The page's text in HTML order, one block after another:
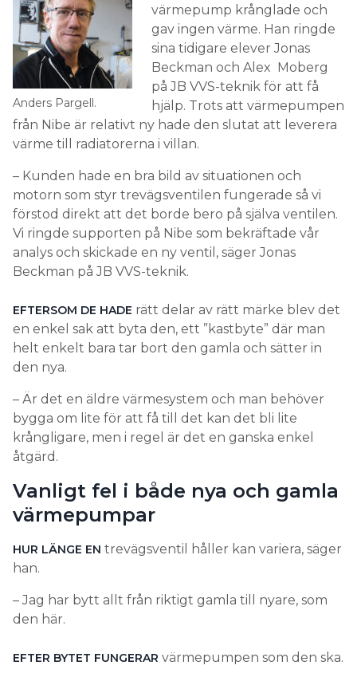
Anders Pargell.
värmepump krånglade och
gav ingen värme. Han ringde
sina tidigare elever Jonas
Beckman och Alex Moberg
på JB VVS-teknik för att få
hjälp. Trots att värmepumpen
från Nibe är relativt ny hade den slutat att leverera
värme till radiatorerna i villan.
– Kunden hade en bra bild av situationen och
motorn som styr trevägsventilen fungerade så vi
förstod direkt att det borde bero på själva ventilen.
Vi ringde supporten på Nibe som bekräftade vår
analys och skickade en ny ventil, säger Jonas
Beckman på JB VVS-teknik.
EFTERSOM DE HADE rätt delar av rätt märke blev det
en enkel sak att byta den, ett ”kastbyte” där man
helt enkelt bara tar bort den gamla och sätter in
den nya.
– Är det en äldre värmesystem och man behöver
bygga om lite för att få till det kan det bli lite
krångligare, men i regel är det en ganska enkel
åtgärd.
Vanligt fel i både nya och gamla
värmepumpar
HUR LÄNGE EN trevägsventil håller kan variera, säger
han.
– Jag har bytt allt från riktigt gamla till nyare, som
den här.
EFTER BYTET FUNGERAR värmepumpen som den ska.